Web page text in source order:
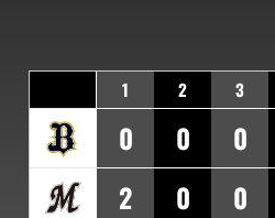
1 2 3
0 0 0
2
0 0